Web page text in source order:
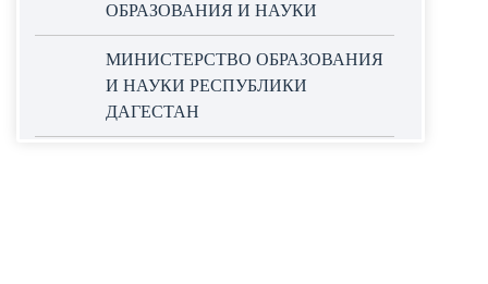
ОБРАЗОВАНИЯ И НАУКИ
МИНИСТЕРСТВО ОБРАЗОВАНИЯ
И НАУКИ РЕСПУБЛИКИ
ДАГЕСТАН